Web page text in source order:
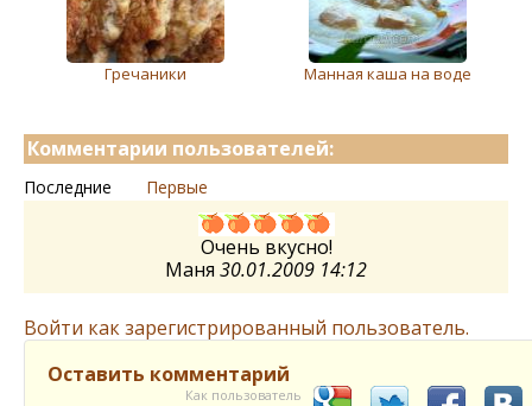
Гречаники Манная каша на воде
Комментарии пользователей:
Последние Первые
Очень вкусно!
Маня 30.01.2009 14:12
Войти как зарегистрированный пользователь.
Оставить комментарий
Как пользователь